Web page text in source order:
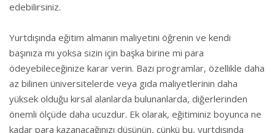
edebilirsiniz.
Yurtdışında eğitim almanın maliyetini öğrenin ve kendi
başınıza mı yoksa sizin için başka birine mi para
ödeyebileceğinize karar verin. Bazı programlar, özellikle daha
az bilinen üniversitelerde veya gıda maliyetlerinin daha
yüksek olduğu kırsal alanlarda bulunanlarda, diğerlerinden
önemli ölçüde daha ucuzdur. Ek olarak, eğitiminiz boyunca ne
kadar para kazanacağınızı düşünün, çünkü bu, yurtdışında